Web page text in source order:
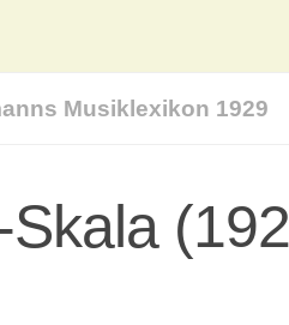
Musiklexikon 1929